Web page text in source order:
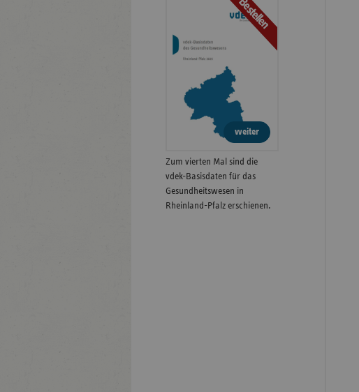
Bestellen
weiter
Zum vierten Mal sind die
vdek-Basisdaten für das
Gesundheitswesen in
Rheinland-Pfalz erschienen.